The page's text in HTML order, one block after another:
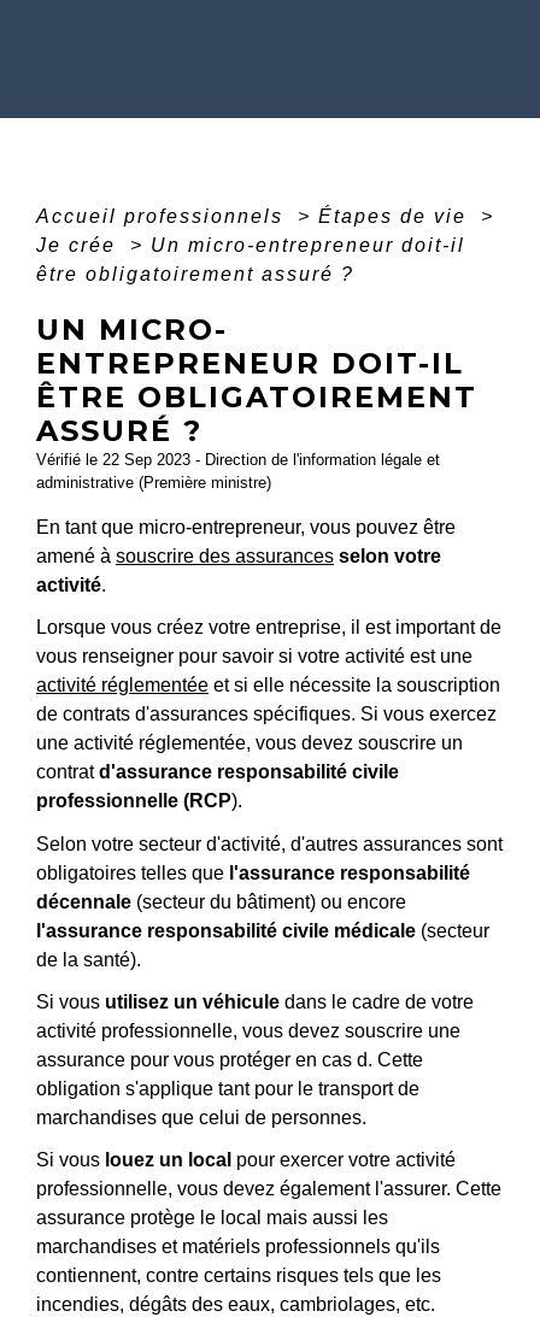
Accueil professionnels > Étapes de vie
>
Je crée
> Un micro-entrepreneur doit-il
être obligatoirement assuré ?
UN MICRO-
ENTREPRENEUR DOIT-IL
ÊTRE OBLIGATOIREMENT
ASSURÉ ?
Vérifié le 22 Sep 2023 - Direction de l'information légale et
administrative (Première ministre)
En tant que micro-entrepreneur, vous pouvez être
amené à souscrire des assurances selon votre
activité.
Lorsque vous créez votre entreprise, il est important de
vous renseigner pour savoir si votre activité est une
activité réglementée et si elle nécessite la souscription
de contrats d'assurances spécifiques. Si vous exercez
une activité réglementée, vous devez souscrire un
contratd'assurance responsabilité civile
professionnelle (RCP).
Selon votre secteur d'activité, d'autres assurances sont
obligatoires telles que l'assurance responsabilité
décennale (secteur du bâtiment) ou encore
l'assurance responsabilité civile médicale (secteur
de la santé).
Si vous utilisez un véhicule dans le cadre de votre
activité professionnelle, vous devez souscrire une
assurance pour vous protéger en cas d. Cette
obligation s'applique tant pour le transport de
marchandises que celui de personnes.
Si vous louez un local pour exercer votre activité
professionnelle, vous devez également l'assurer. Cette
assurance protège le local mais aussi les
marchandises et matériels professionnels qu'ils
contiennent, contre certains risques tels que les
incendies, dégâts des eaux, cambriolages, etc.